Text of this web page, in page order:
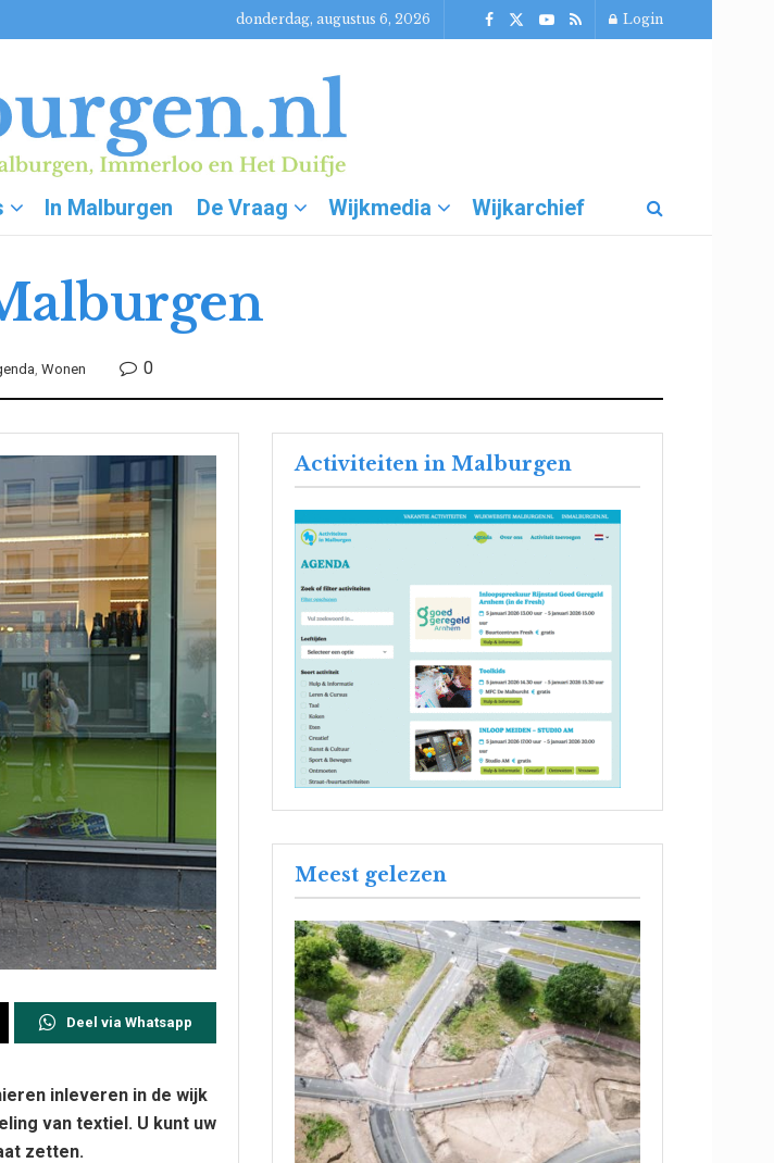
donderdag, augustus 6, 2026 Login
In Malburgen De Vraag Wijkmedia Wijkarchief
, Wonen 0
Deel via Whatsapp
inleveren in de wijk
van textiel. U kunt uw
zetten.
Activiteiten in Malburgen
Meest gelezen